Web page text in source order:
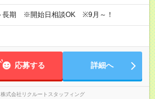
長期 ※開始日相談OK ※9月～！
応募する 詳細へ
株式会社リクルートスタッフィング